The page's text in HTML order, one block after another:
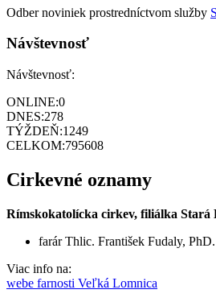
Odber noviniek prostredníctvom služby
Návštevnosť
Návštevnosť:
ONLINE:0
DNES:278
TÝŽDEŇ:1249
CELKOM:795608
Cirkevné oznamy
Rímskokatolícka cirkev, filiálka Stará
farár Thlic. František Fudaly, PhD.
Viac info na:
webe farnosti Veľká Lomnica